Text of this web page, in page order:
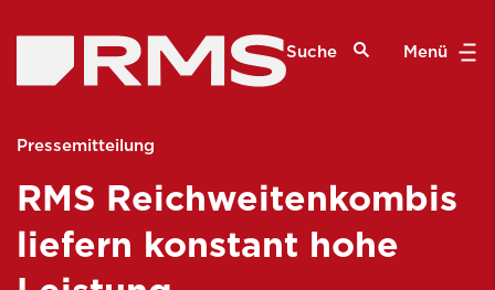
Suche Menü
Pressemitteilung
RMS Reichweitenkombis
liefern konstant hohe